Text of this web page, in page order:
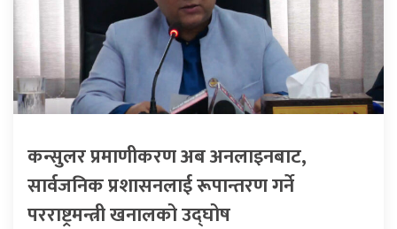
कन्सुलर प्रमाणीकरण अब अनलाइनबाट,
सार्वजनिक प्रशासनलाई रूपान्तरण गर्ने
परराष्ट्रमन्त्री खनालको उद्घोष